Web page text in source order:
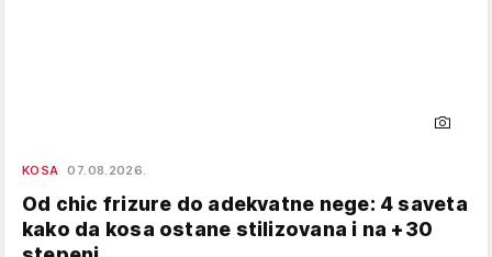
KOSA 07.08.2026.
Od chic frizure do adekvatne nege: 4 saveta
kako da kosa ostane stilizovana i na +30